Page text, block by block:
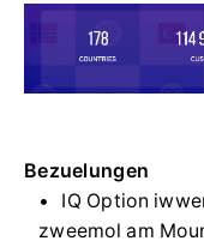
Bezuelungen
IQ Option
zweemol am